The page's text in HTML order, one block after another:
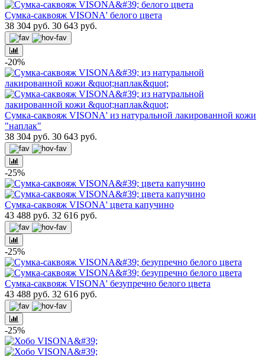
Сумка-саквояж VISONA' белого цвета
38 304 руб. 30 643 руб.
-20%
Сумка-саквояж VISONA' из натуральной лакированной кожи
"наплак"
38 304 руб. 30 643 руб.
-25%
Сумка-саквояж VISONA' цвета капучино
43 488 руб. 32 616 руб.
-25%
Сумка-саквояж VISONA' безупречно белого цвета
43 488 руб. 32 616 руб.
-25%